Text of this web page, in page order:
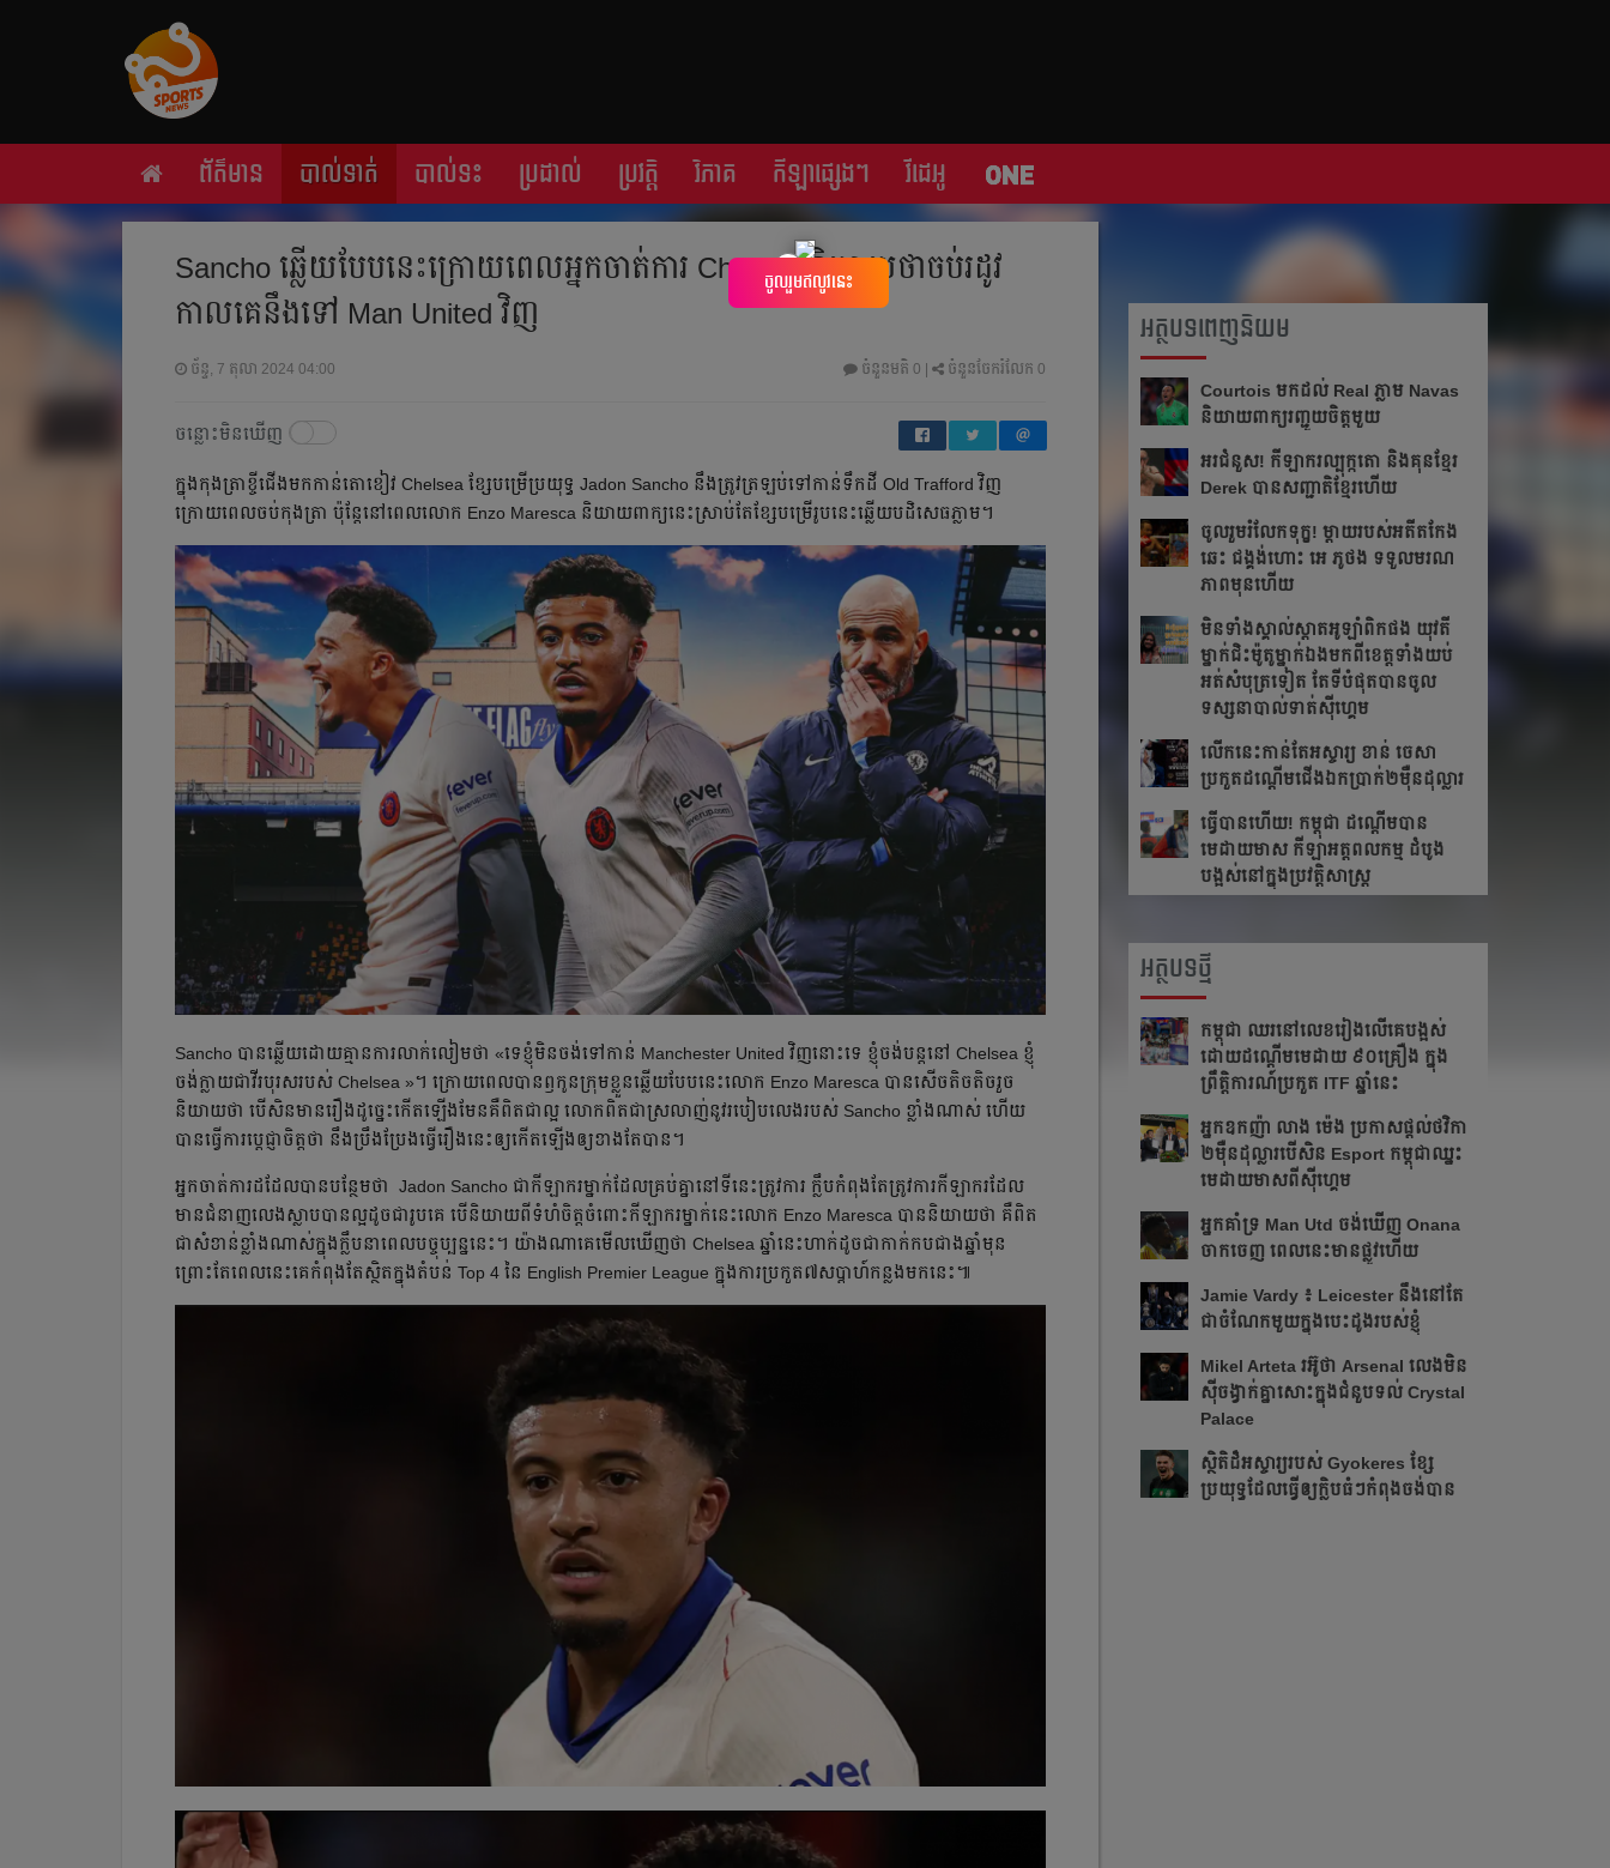
ព័ត៌មាន បាល់ទាត់ បាល់ទះ ប្រដាល់ ប្រវត្តិ​​ វិភាគ កីឡា​ផ្សេង​ៗ វីដេអូ
Sancho ឆ្លើយ​បែប​នេះ​ក្រោយ​ពេល​អ្នក​ចាត់​ការ​ Chelsea និយាយ​ថា​ចប់​រដូវ​
កាល​គេ​នឹង​ទៅ Man United វិញ​
ច័ន្ទ, 7 តុលា 2024 04:00 ចំនួនមតិ 0 ចំនួនចែករំលែក 0
ចន្លោះមិនឃើញ
ក្នុង​កុង​ត្រា​ខ្ចី​ជើង​មក​កាន់​តោ​ខៀវ Chelsea ខ្សែ​បម្រើ​ប្រយុទ្ធ Jadon Sancho នឹង​ត្រូវ​ត្រឡប់​ទៅ​កាន់​ទឹក​ដី​ Old Trafford វិញ​
ក្រោយ​ពេល​ចប់​កុង​ត្រា​ ប៉ុន្តែ​នៅ​ពេល​លោក Enzo Maresca និយាយ​ពាក្យ​នេះ​ស្រាប់​តែ​​ខ្សែ​បម្រើ​រូប​នេះ​ឆ្លើយ​បដិសេធ​ភ្លាម​។
​Sancho បាន​ឆ្លើយ​ដោយ​គ្មាន​ការ​លាក់លៀម​ថា «​ទេ​ខ្ញុំ​មិន​ចង់​ទៅ​កាន់ Manchester United វិញ​​នោះ​ទេ ខ្ញុំ​ចង់​បន្ត​​នៅ Chelsea ​ខ្ញុំ​
ចង់​ក្លាយ​ជា​វីរបុរស​​របស់ Chelsea »។ ​ក្រោយ​ពេល​បាន​ឭ​​កូន​ក្រុម​ខ្លួន​ឆ្លើយ​បែប​នេះ​លោក Enzo Maresca បាន​សើច​តិច​តិច​រួច​
និយាយ​ថា​ បើ​សិន​មាន​រឿង​ដូច្នេះ​កើត​ឡើង​មែន​គឺ​ពិត​ជា​ល្អ​ លោក​ពិត​ជា​ស្រលាញ់​​​នូវ​​របៀប​លេង​របស់ Sancho ខ្លាំង​ណាស់​ ហើយ​
បាន​ធ្វើ​ការ​ប្ដេជ្ញា​ចិត្ត​ថា នឹង​ប្រឹងប្រែង​ធ្វើ​រឿង​នេះ​ឲ្យ​កើត​ឡើង​​ឲ្យ​ខាង​តែ​បាន​។
អ្នក​ចាត់​ការ​ដដែល​បាន​បន្ថែម​ថា ​​ Jadon Sancho ជា​កីឡាករ​ម្នាក់​ដែលគ្រប់​គ្នា​នៅ​ទី​នេះ​ត្រូវ​ការ​ ក្លឹប​កំពុង​តែ​ត្រូវ​ការ​កីឡាករ​ដែល​
មាន​ជំនាញ​លេង​ស្លាប​បាន​ល្អ​ដូច​ជា​រូប​គេ​ បើ​និយា​យ​ពី​ទំហំ​ចិត្ត​​ចំពោះ​កីឡាករ​ម្នាក់​នេះ​លោក Enzo Maresca បាន​និយាយ​ថា គឺ​ពិត​
ជា​សំខាន់​​ខ្លាំង​ណាស់​ក្នុង​ក្លឹប​នា​ពេល​បច្ចុប្បន្ន​​នេះ​។ យ៉ាង​ណា​គេ​មើល​ឃើញ​ថា Chelsea ឆ្នាំ​នេះ​ហាក់​ដូច​ជា​កាក់​កប​ជាង​ឆ្នាំ​មុន
ព្រោះ​តែ​ពេល​នេះ​គេ​កំពុង​តែ​ស្ថិត​ក្នុង​តំបន់ Top 4 នៃ English Premier League ក្នុង​ការ​ប្រកួត​៧​សប្ដាហ៍​កន្លង​មក​នេះ​៕ ​
អត្ថបទពេញនិយម
Courtois មក​ដល់​ Real ភ្លាម​​ Navas
និយាយ​ពាក្យ​រញ្ជួយ​ចិត្ត​មួយ​
អរ​ជំនួស!​ កីឡាករ​ល្បុក្កតោ​ និង​គុន​ខ្មែរ​
Derek​ បាន​សញ្ជាតិ​ខ្មែរ​ហើយ​
ចូលរួម​រំលែក​ទុក្ខ​! ម្ដាយ​របស់​អតីត​កែង​
ឆេះ​ ជង្គង់​ហោះ​ អេ​ ភូថង​ ទទួល​មរណ
ភាព​មុន​ហើយ
មិនទាំងស្គាល់ស្តាតអូឡាំពិកផង យុវតី
ម្នាក់ជិះម៉ូតូម្នាក់ឯងមកពីខេត្ត​ទាំង​យប់
អត់សំបុត្រទៀត តែ​ទី​បំផុត​បាន​ចូល​
ទស្សនា​បាល់ទាត់ស៊ីហ្គេម
លើក​នេះ​កាន់​តែ​អស្ចារ្យ ខាន់ ចេសា
ប្រកួត​ដណ្តើម​ជើង​ឯកប្រាក់២ម៉ឺនដុល្លារ​
ធ្វើបានហើយ! កម្ពុជា ដណ្តើមបាន
មេដាយមាស កីឡាអត្តពលកម្ម ដំបូង
បង្អស់នៅក្នុងប្រវត្តិសាស្រ្ត
អត្ថបទថ្មី
កម្ពុជា​ ឈរនៅលេខរៀងលើគេបង្អស់​
ដោយដណ្ដើមមេដាយ​ ៩០គ្រឿង ក្នុង
ព្រឹត្ដិការណ៍ប្រកួត ITF​ ឆ្នាំនេះ
អ្នក​ឧកញ៉ា លាង ម៉េង ​ប្រកាស​ផ្ដល់​ថវិកា​
២​ម៉ឺន​ដុល្លារ​បើ​សិន​​ Esport កម្ពុជា​​ឈ្នះ​​
មេដាយ​មាស​ពី​ស៊ីហ្គេម​
អ្នក​គាំទ្រ Man Utd ចង់​ឃើញ Onana
ចាកចេញ​ ពេលនេះ​មាន​ផ្លូវ​ហើយ​​
Jamie Vardy ៖ Leicester នឹង​នៅ​តែ​
ជា​ចំណែក​មួយ​ក្នុង​បេះដូង​របស់​ខ្ញុំ​
Mikel Arteta ​រអ៊ូ​ថា​​ Arsenal លេង​មិន​
ស៊ី​ចង្វាក់​គ្នា​​សោះ​ក្នុង​ជំនួប​ទល់ Crystal
Palace
​ស្ថិតិ​ដ៏​អស្ចារ្យ​​របស់ Gyokeres ខ្សែ​
ប្រយុទ្ធ​ដែល​​ធ្វើ​ឲ្យ​ក្លិប​ធំៗ​កំពុង​ចង់បាន​
×
ចូលរួមឥលូវនេះ